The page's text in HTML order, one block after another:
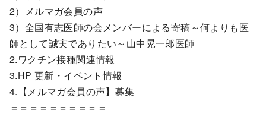
2）メルマガ会員の声
3）全国有志医師の会メンバーによる寄稿～何よりも医
師として誠実でありたい～山中晃一郎医師
2.ワクチン接種関連情報
3.HP 更新・イベント情報
4.【メルマガ会員の声】募集
＝＝＝＝＝＝＝＝＝＝